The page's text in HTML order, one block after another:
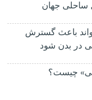
جهان
باعث گسترش
بدن شود
چیست؟